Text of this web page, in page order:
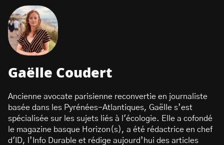
Gaëlle Coudert
Ancienne avocate parisienne reconvertie en journaliste
basée dans les Pyrénées-Atlantiques, Gaëlle s’est
spécialisée sur les sujets liés à l'écologie. Elle a cofondé
le magazine basque Horizon(s), a été rédactrice en chef
d'ID, l’Info Durable et rédige aujourd’hui des articles